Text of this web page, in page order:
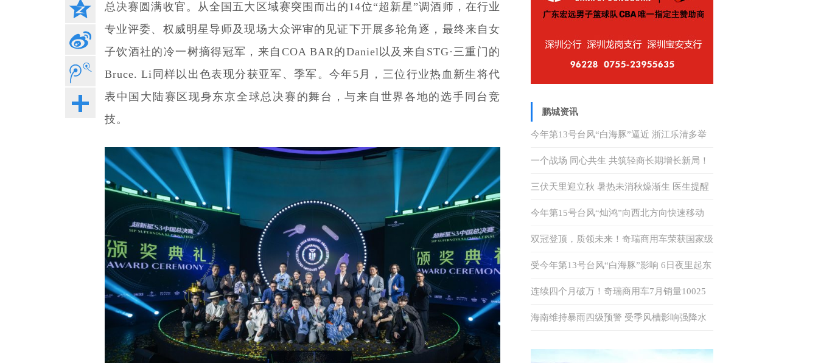
总决赛圆满收官。从全国五大区域赛突围而出的14位“超新星”调酒师，在行业
专业评委、权威明星导师及现场大众评审的见证下开展多轮角逐，最终来自女
子饮酒社的冷一树摘得冠军，来自COA BAR的Daniel以及来自STG·三重门的
Bruce. Li同样以出色表现分获亚军、季军。今年5月，三位行业热血新生将代
表中国大陆赛区现身东京全球总决赛的舞台，与来自世界各地的选手同台竞
技。
鹏城资讯
今年第13号台风“白海豚”逼近 浙江乐清多举
措应对
一个战场 同心共生 共筑轻商长期增长新局！
奇瑞商用车 2026 年轻商年中合作伙伴大会隆
重召开
三伏天里迎立秋 暑热未消秋燥渐生 医生提醒
四类人群防中暑
今年第15号台风“灿鸿”向西北方向快速移动
未来对我国无影响
双冠登顶，质领未来！奇瑞商用车荣获国家级
动力电池安全赛事双赛道一等奖
受今年第13号台风“白海豚”影响 6日夜里起东
海海域风力逐渐增强
连续四个月破万！奇瑞商用车7月销量10025
辆，同比增长48.6%，出口同比增长96%
海南维持暴雨四级预警 受季风槽影响强降水